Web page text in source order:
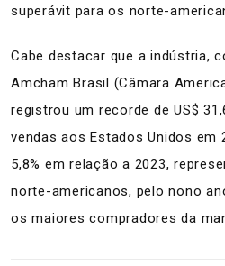
superávit para os norte-
Cabe destacar que a indústria,
Amcham Brasil (Câmara
registrou um recorde de US$
vendas aos Estados Unidos em
5,8% em relação a 2023,
norte-americanos, pelo nono
os maiores compradores da